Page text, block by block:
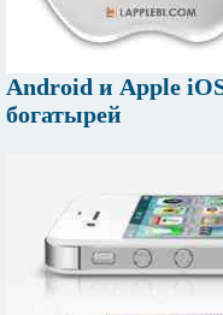
Android и Apple
богатырей